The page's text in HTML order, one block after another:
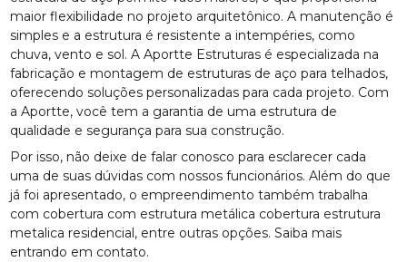
maior flexibilidade no projeto arquitetônico. A manutenção é
simples e a estrutura é resistente a intempéries, como
chuva, vento e sol. A Aportte Estruturas é especializada na
fabricação e montagem de estruturas de aço para telhados,
oferecendo soluções personalizadas para cada projeto. Com
a Aportte, você tem a garantia de uma estrutura de
qualidade e segurança para sua construção.
Por isso, não deixe de falar conosco para esclarecer cada
uma de suas dúvidas com nossos funcionários. Além do que
já foi apresentado, o empreendimento também trabalha
com cobertura com estrutura metálica cobertura estrutura
metalica residencial, entre outras opções. Saiba mais
entrando em contato.